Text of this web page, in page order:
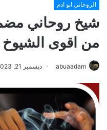
الروحاني ابو ادم
شيخ روحاني
من اقوى
abuaadam ديسمبر 21, 2023